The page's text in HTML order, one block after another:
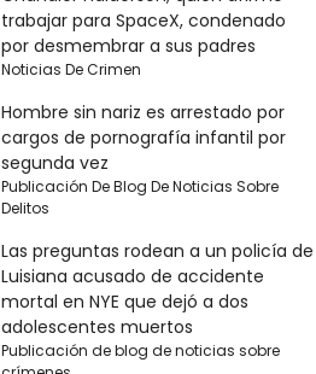
trabajar para SpaceX, condenado
por desmembrar a sus padres
Noticias De Crimen
Hombre sin nariz es arrestado por
cargos de pornografía infantil por
segunda vez
Publicación De Blog De Noticias Sobre
Delitos
Las preguntas rodean a un policía de
Luisiana acusado de accidente
mortal en NYE que dejó a dos
adolescentes muertos
Publicación de blog de noticias sobre